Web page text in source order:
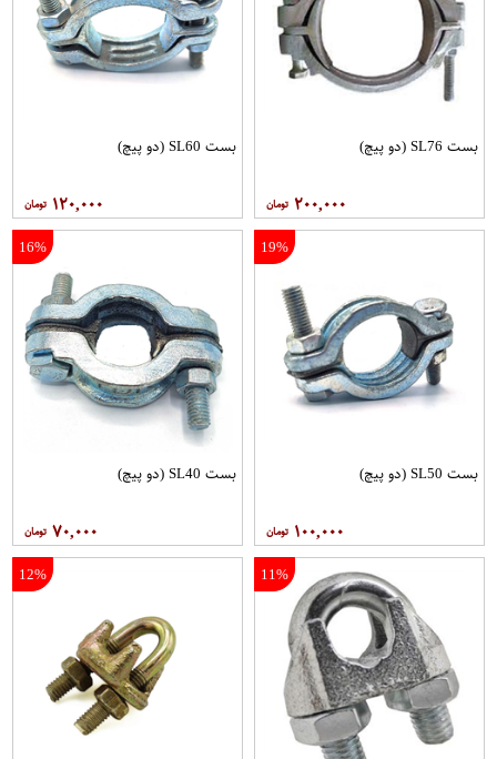
بست SL76 (دو پیچ)
۲۰۰,۰۰۰
بست SL60 (دو پیچ)
۱۲۰,۰۰۰
19%
بست SL50 (دو پیچ)
۱۰۰,۰۰۰
16%
بست SL40 (دو پیچ)
۷۰,۰۰۰
11%
12%